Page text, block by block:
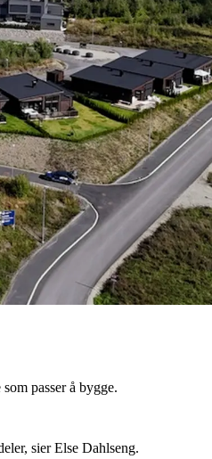
passer å bygge.
sier Else Dahlseng.